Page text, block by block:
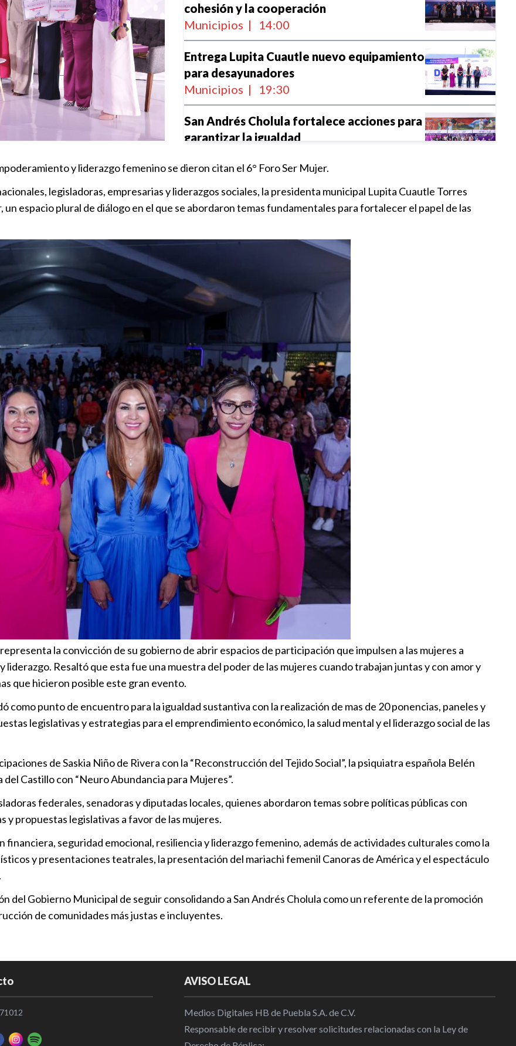
cohesión y la cooperación
Municipios | 14:00
Entrega Lupita Cuautle nuevo equipamiento
para desayunadores
Municipios | 19:30
San Andrés Cholula fortalece acciones para
garantizar la igualdad
Impulsa Lupita Cuautle alianzas para
fortalecer el comercio y generar más
San Andrés Cholula facilita el acceso a
medicamentos
Municipios | 20:32
Lupita Cuautle y Grupo Salinas ofrecen
servicios de salud gratuitos
Municipios | 13:30
Continúa Lupita Cuautle fortaleciendo
infraestructura educativa
Municipios | 22:21
Lupita Cuautle entrega más apoyo para
mujeres emprendedoras
Municipios
20:00
y liderazgo femenino se dieron citan el 6° Foro Ser Mujer.
legisladoras, empresarias y liderazgos sociales, la presidenta municipal Lupita Cuautle Torres
espacio plural de diálogo en el que se abordaron temas fundamentales para fortalecer el papel de las
la convicción de su gobierno de abrir espacios de participación que impulsen a las mujeres a
Resaltó que esta fue una muestra del poder de las mujeres cuando trabajan juntas y con amor y
que hicieron posible este gran evento.
como punto de encuentro para la igualdad sustantiva con la realización de mas de 20 ponencias, paneles y
legislativas y estrategias para el emprendimiento económico, la salud mental y el liderazgo social de las
de Saskia Niño de Rivera con la “Reconstrucción del Tejido Social”, la psiquiatra española Belén
Castillo con “Neuro Abundancia para Mujeres”.
federales, senadoras y diputadas locales, quienes abordaron temas sobre políticas públicas con
propuestas legislativas a favor de las mujeres.
seguridad emocional, resiliencia y liderazgo femenino, además de actividades culturales como la
y presentaciones teatrales, la presentación del mariachi femenil Canoras de América y el espectáculo
del Gobierno Municipal de seguir consolidando a San Andrés Cholula como un referente de la promoción
de comunidades más justas e incluyentes.
AVISO LEGAL
Medios Digitales HB de Puebla S.A. de C.V.
Responsable de recibir y resolver solicitudes relacionadas con la Ley de